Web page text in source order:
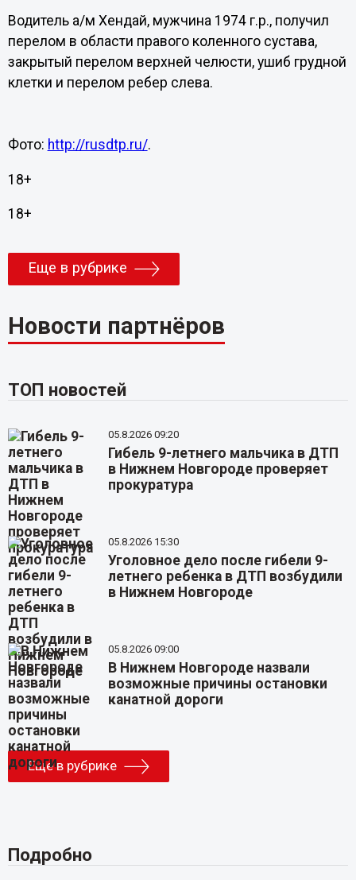
Водитель а/м Хендай, мужчина 1974 г.р., получил
перелом в области правого коленного сустава,
закрытый перелом верхней челюсти, ушиб грудной
клетки и перелом ребер слева.
Фото: http://rusdtp.ru/.
18+
18+
Еще в рубрике
Новости партнёров
ТОП новостей
05.8.2026 09:20
Гибель 9-летнего мальчика в ДТП
в Нижнем Новгороде проверяет
прокуратура
05.8.2026 15:30
Уголовное дело после гибели 9-
летнего ребенка в ДТП возбудили
в Нижнем Новгороде
05.8.2026 09:00
В Нижнем Новгороде назвали
возможные причины остановки
канатной дороги
Еще в рубрике
Подробно